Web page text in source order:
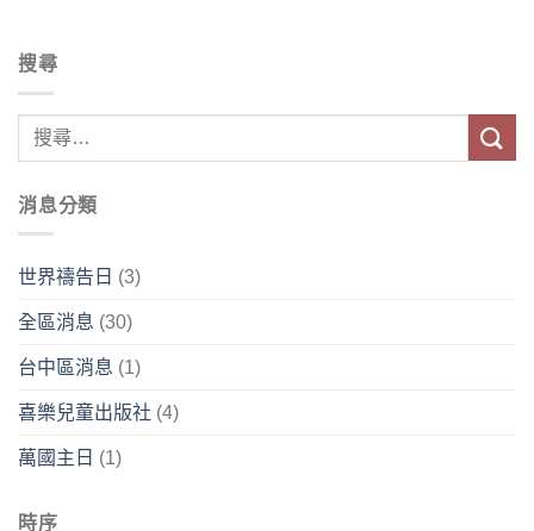
搜尋
消息分類
世界禱告日 (3)
全區消息 (30)
台中區消息 (1)
喜樂兒童出版社 (4)
萬國主日 (1)
時序